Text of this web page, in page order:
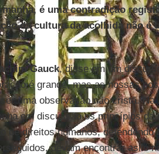
é uma contradição
da cultura da acolhida não é
Gauck, disse em um
é grande, mas as nossas
uma observação não cristã. Na
em discussão os princípios da
de direitos humanos, defendendo
devam encontrar asilo